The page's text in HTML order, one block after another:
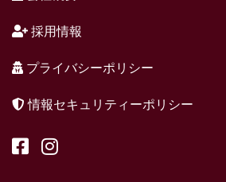
採用情報
プライバシーポリシー
情報セキュリティーポリシー